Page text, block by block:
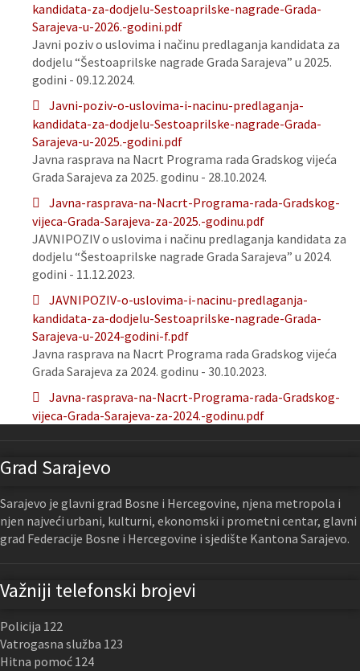
kandidata-za-dodjelu-Sestoaprilske-nagrade-Grada-
Sarajeva-u-2026.-godini.pdf
Javni poziv o uslovima i načinu predlaganja kandidata za
dodjelu “Šestoaprilske nagrade Grada Sarajeva” u 2025.
godini - 09.12.2024.
Javni-poziv-o-uslovima-i-nacinu-predlaganja-
kandidata-za-dodjelu-Sestoaprilske-nagrade-Grada-
Sarajeva-u-2025.-godini.pdf
Javna rasprava na Nacrt Programa rada Gradskog vijeća
Grada Sarajeva za 2025. godinu - 28.10.2024.
Javna-rasprava-na-Nacrt-Programa-rada-Gradskog-
vijeca-Grada-Sarajeva-za-2025.-godinu.pdf
JAVNIPOZIV o uslovima i načinu predlaganja kandidata za
dodjelu “Šestoaprilske nagrade Grada Sarajeva” u 2024.
godini - 11.12.2023.
JAVNIPOZIV-o-uslovima-i-nacinu-predlaganja-
kandidata-za-dodjelu-Sestoaprilske-nagrade-Grada-
Sarajeva-u-2024-godini-f.pdf
Javna rasprava na Nacrt Programa rada Gradskog vijeća
Grada Sarajeva za 2024. godinu - 30.10.2023.
Javna-rasprava-na-Nacrt-Programa-rada-Gradskog-
vijeca-Grada-Sarajeva-za-2024.-godinu.pdf
Grad Sarajevo
Sarajevo je glavni grad Bosne i Hercegovine, njena metropola i
njen najveći urbani, kulturni, ekonomski i prometni centar, glavni
grad Federacije Bosne i Hercegovine i sjedište Kantona Sarajevo.
Važniji telefonski brojevi
Policija 122
Vatrogasna služba 123
Hitna pomoć 124